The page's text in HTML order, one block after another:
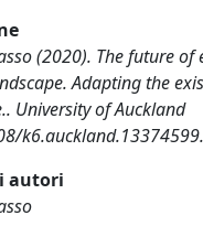
(2020). The future of
Adapting the
University of Auckland
autori